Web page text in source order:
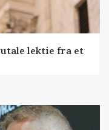
lektie fra et